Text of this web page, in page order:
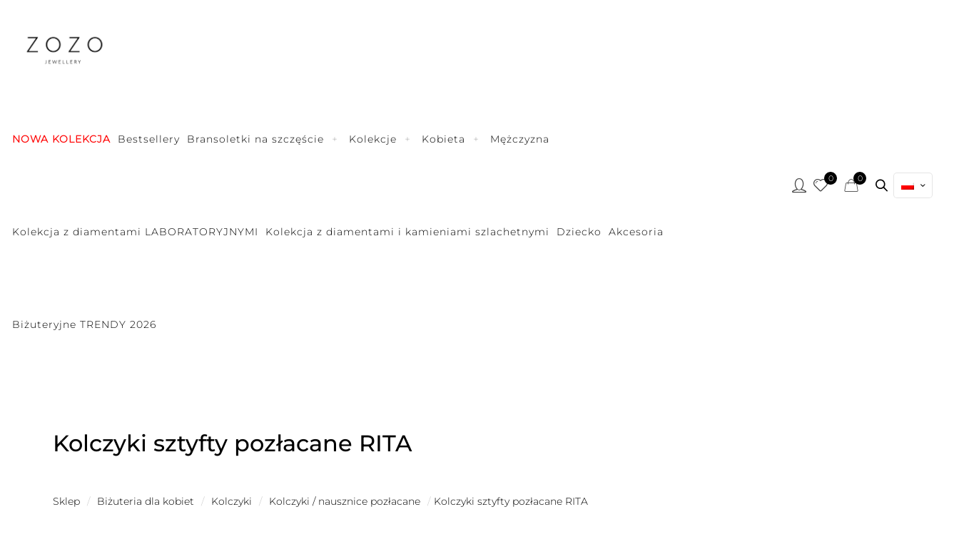
NOWA KOLEKCJA Bestsellery Bransoletki na szczęście Kolekcje Kobieta Mężczyzna
Kolekcja z diamentami LABORATORYJNYMI Kolekcja z diamentami i kamieniami szlachetnymi Dziecko Akcesoria
Biżuteryjne TRENDY 2026
0 0
Kolczyki sztyfty pozłacane RITA
Sklep / Biżuteria dla kobiet / Kolczyki / Kolczyki / nausznice pozłacane / Kolczyki sztyfty pozłacane RITA